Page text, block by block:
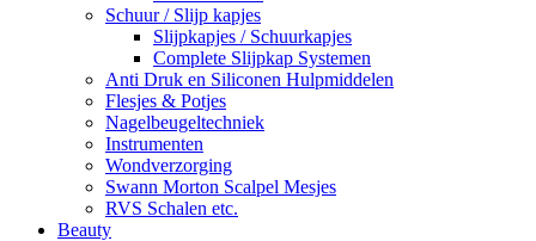
Schuur / Slijp kapjes
Slijpkapjes / Schuurkapjes
Complete Slijpkap Systemen
Anti Druk en Siliconen Hulpmiddelen
Flesjes & Potjes
Nagelbeugeltechniek
Instrumenten
Wondverzorging
Swann Morton Scalpel Mesjes
RVS Schalen etc.
Beauty